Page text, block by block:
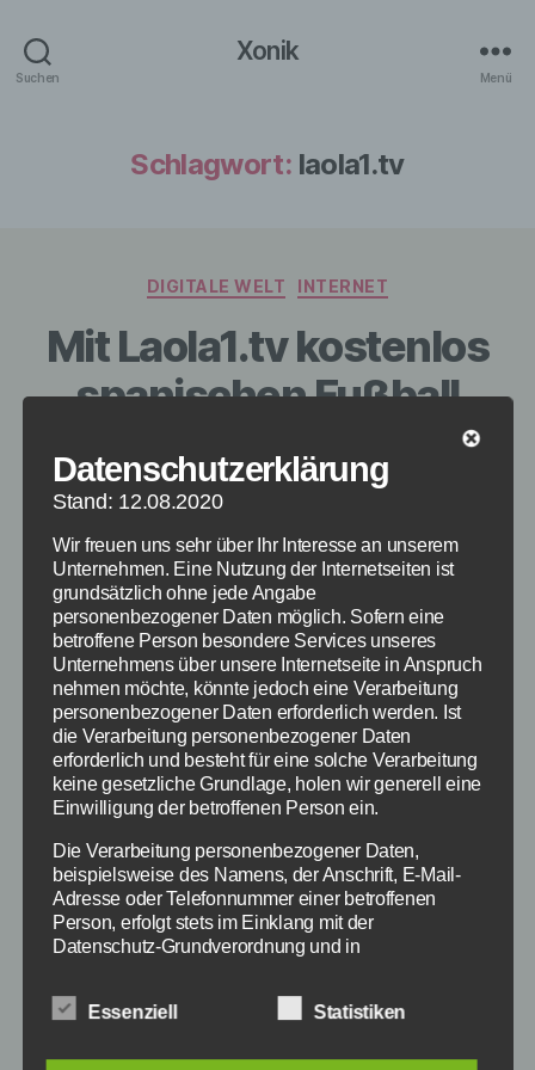
Suchen
Xonik
Menü
Schlagwort: laola1.tv
Kategorien
DIGITALE WELT INTERNET
Mit Laola1.tv kostenlos
spanischen Fußball
online schauen
Beitragsautor
Vonredaktion
LAOLA1 Übersicht Bildquelle: laola1.tv
Der FC Barcelona und Real Madrid sind die
wohl bekanntesten Fußball Vereine der Welt
Datenschutzerklärung
Stand: 12.08.2020
Wir freuen uns sehr über Ihr Interesse an unserem
Unternehmen. Eine Nutzung der Internetseiten ist
grundsätzlich ohne jede Angabe
personenbezogener Daten möglich. Sofern eine
betroffene Person besondere Services unseres
Unternehmens über unsere Internetseite in Anspruch
nehmen möchte, könnte jedoch eine Verarbeitung
personenbezogener Daten erforderlich werden. Ist
die Verarbeitung personenbezogener Daten
erforderlich und besteht für eine solche Verarbeitung
keine gesetzliche Grundlage, holen wir generell eine
Einwilligung der betroffenen Person ein.
Die Verarbeitung personenbezogener Daten,
beispielsweise des Namens, der Anschrift, E-Mail-
Adresse oder Telefonnummer einer betroffenen
Person, erfolgt stets im Einklang mit der
Datenschutz-Grundverordnung und in
landesspezifischen Datenschutzbestimmungen.
Mittels dieser Datenschutzerklärung möchte unser
Essenziell Statistiken